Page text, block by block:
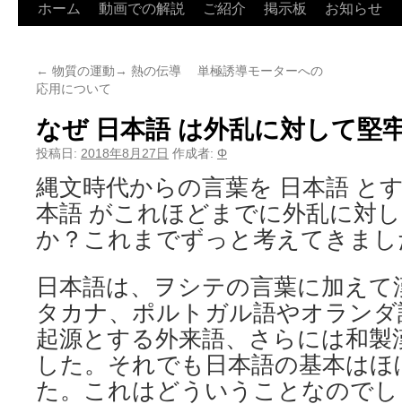
ホーム 動画での解説 ご紹介 掲示板 お知らせ
← 物質の運動→ 熱の伝導 単極誘導モーターへの
応用について
なぜ 日本語 は外乱に対して堅
投稿日: 2018年8月27日 作成者: Φ
縄文時代からの言葉を 日本語 と
本語 がこれほどまでに外乱に対
か？これまでずっと考えてきま
日本語は、ヲシテの言葉に加え
タカナ、ポルトガル語やオラン
起源とする外来語、さらには和
した。それでも日本語の基本は
た。これはどういうことなので